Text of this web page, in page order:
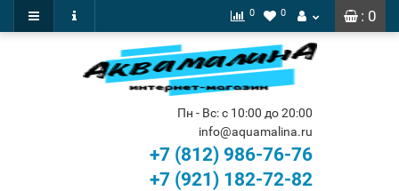
: 0
0 0
Пн - Вс: с 10:00 до 20:00
info@aquamalina.ru
+7 (812) 986-76-76
+7 (921) 182-72-82